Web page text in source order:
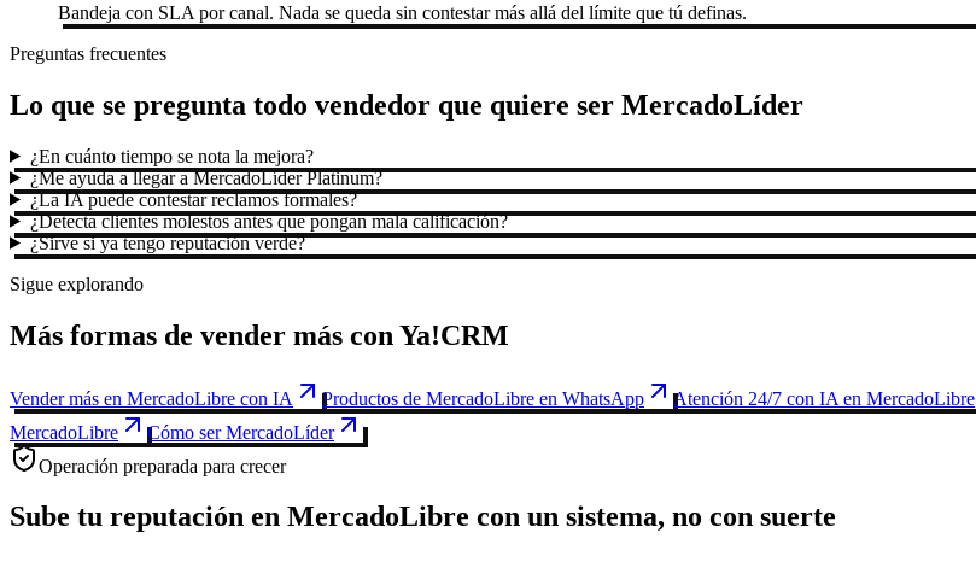
Bandeja con SLA por canal. Nada se queda sin contestar más allá del límite que tú definas.
Preguntas frecuentes
Lo que se pregunta todo vendedor que quiere ser MercadoLíder
¿En cuánto tiempo se nota la mejora?
¿Me ayuda a llegar a MercadoLíder Platinum?
¿La IA puede contestar reclamos formales?
¿Detecta clientes molestos antes que pongan mala calificación?
¿Sirve si ya tengo reputación verde?
Sigue explorando
Más formas de vender más con Ya!CRM
Vender más en MercadoLibre con IA Productos de MercadoLibre en WhatsApp Atención 24/7 con IA en MercadoLibre
MercadoLibre
Cómo ser MercadoLíder
Operación preparada para crecer
Sube tu reputación en MercadoLibre con un sistema, no con suerte